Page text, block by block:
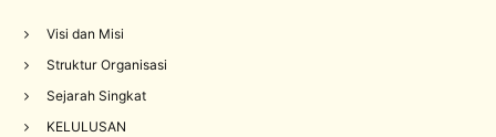
Visi dan Misi
Struktur Organisasi
Sejarah Singkat
KELULUSAN